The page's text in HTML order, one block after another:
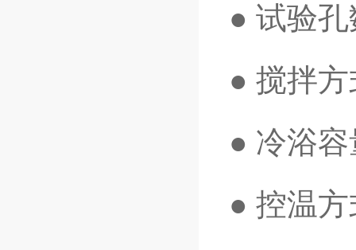
● 试验
● 搅拌
● 冷浴
● 控温